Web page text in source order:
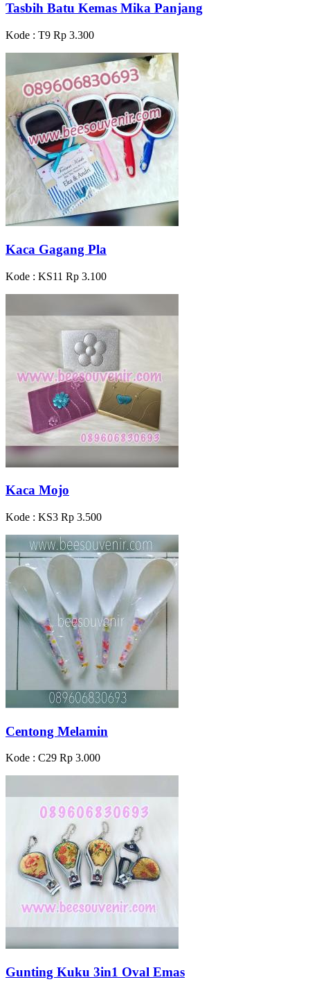
Tasbih Batu Kemas Mika Panjang
Kode : T9 Rp 3.300
Kaca Gagang Pla
Kode : KS11 Rp 3.100
Kaca Mojo
Kode : KS3 Rp 3.500
Centong Melamin
Kode : C29 Rp 3.000
Gunting Kuku 3in1 Oval Emas